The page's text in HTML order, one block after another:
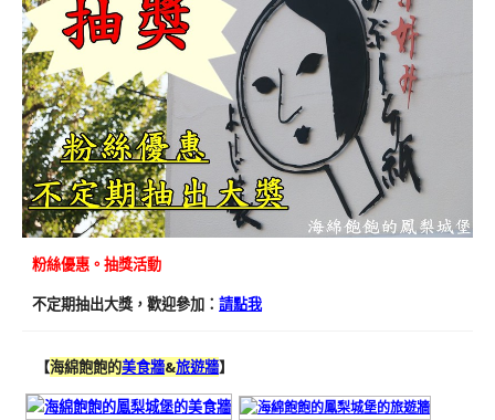
粉絲優惠。抽獎活動
不定期抽出大獎，歡迎參加： 請點我
【海綿飽飽的美食牆&旅遊牆】